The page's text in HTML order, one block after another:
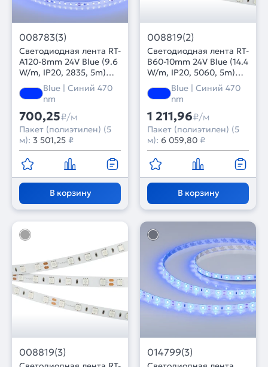
008783(3)
Светодиодная лента RT-
A120-8mm 24V Blue (9.6
W/m, IP20, 2835, 5m)
(Arlight, 9.6 Вт/м, IP20)
Blue | Синий 470
nm
700,25₽/м
Пакет (полиэтилен) (5
м): 3 501,25 ₽
В корзину
008819(2)
Светодиодная лента RT-
B60-10mm 24V Blue (14.4
W/m, IP20, 5060, 5m)
(Arlight, Открытый)
Blue | Синий 470
nm
1 211,96₽/м
Пакет (полиэтилен) (5
м): 6 059,80 ₽
В корзину
008819(3) 014799(3)